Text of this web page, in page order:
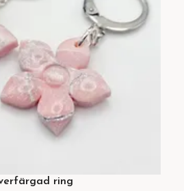
ring